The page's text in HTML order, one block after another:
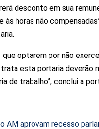
desconto em sua
às horas não
que optarem por não
esta portaria deverão
de trabalho”, conclui a
AM aprovam recesso